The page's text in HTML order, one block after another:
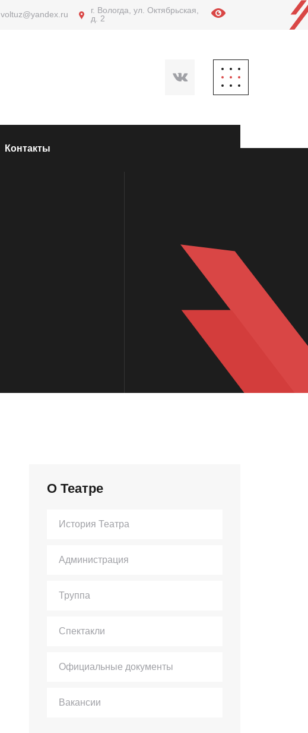
voltuz@yandex.ru
г. Вологда, ул. Октябрьская,
д. 2
Контакты
О Театре
История Театра
Администрация
Труппа
Спектакли
Официальные документы
Вакансии